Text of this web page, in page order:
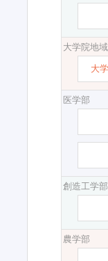
大学院地
大
医学部
創造工学部
農学部